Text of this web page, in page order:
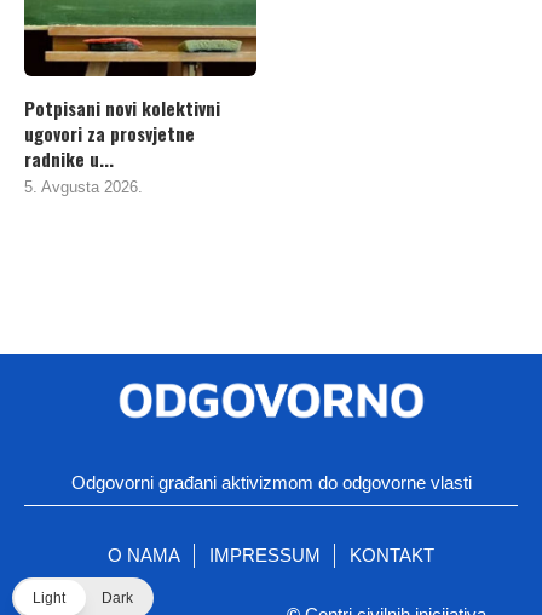
Potpisani novi kolektivni
ugovori za prosvjetne
radnike u...
5. Avgusta 2026.
Odgovorni građani aktivizmom do odgovorne vlasti
O NAMA IMPRESSUM KONTAKT
Light Dark